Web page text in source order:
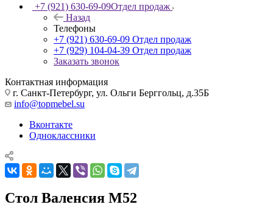
+7 (921) 630-69-09Отдел продаж
Назад
Телефоны
+7 (921) 630-69-09 Отдел продаж
+7 (929) 104-04-39 Отдел продаж
Заказать звонок
Контактная информация
г. Санкт-Петербург, ул. Ольги Берггольц, д.35Б
info@topmebel.su
Вконтакте
Одноклассники
Стол Валенсия М52